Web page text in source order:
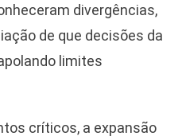
divergências,
de que decisões da
limites
críticos, a expansão